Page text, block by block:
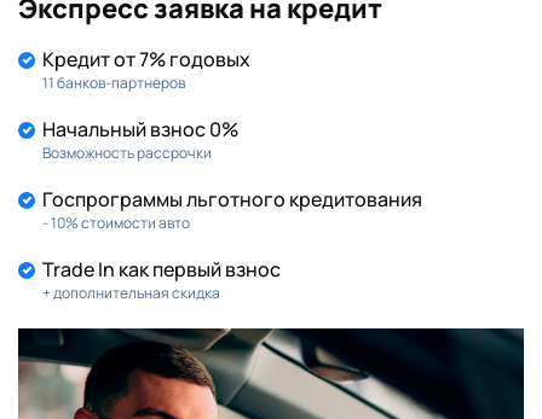
Экспресс заявка на кредит
Кредит от 7% годовых
11 банков-партнеров
Начальный взнос 0%
Возможность рассрочки
Госпрограммы льготного кредитования
- 10% стоимости авто
Trade In как первый взнос
+ дополнительная скидка